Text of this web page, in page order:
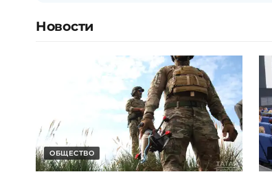
Новости
ОБЩЕСТВО